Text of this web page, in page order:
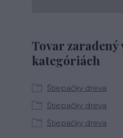
Tovar zaradený
kategóriách
Štiepačky dreva
Štiepačky dreva
Štiepačky dreva